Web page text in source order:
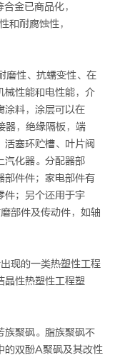
金已商品化，
和耐腐蚀性，
磨性、抗蠕变性、在
械性能和电性能，介
涂料，涂层可以在
器，绝缘隔板，端
活塞环贮槽、叶片阀
汽化器。分配器部
部件件；家电部件有
件；另个还用于宇
部件及传动件，如轴
现的一类热塑性工程
晶性热塑性工程塑
聚砜。脂族聚砜不
的双酚A聚砜及其改性